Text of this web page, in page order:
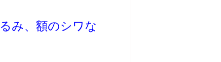
み、額のシワな